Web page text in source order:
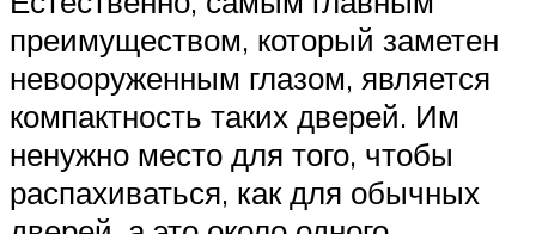
преимуществом, который заметен
невооруженным глазом, является
компактность таких дверей. Им
ненужно место для того, чтобы
распахиваться, как для обычных